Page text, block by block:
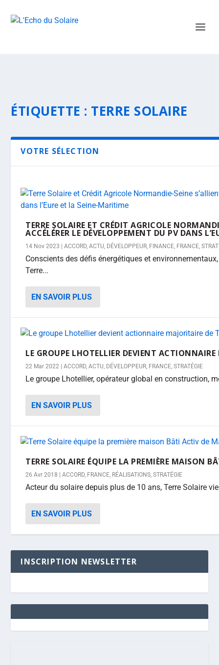
ÉTIQUETTE : TERRE SOLAIRE
VOTRE SÉLECTION
TERRE SOLAIRE ET CRÉDIT AGRICOLE
ACCÉLÉRER LE DÉVELOPPEMENT DU PV DANS
14 Nov 2023 |ACCORD,ACTU, DÉVELOPPEUR, FINANCE, FRANCE,
Conscients des défis énergétiques et
Terre...
EN SAVOIR PLUS
LE GROUPE LHOTELLIER DEVIENT ACTIONNAIRE
22 Mar 2022 |ACCORD,ACTU, DÉVELOPPEUR, FRANCE,STRATÉGIE
Le groupe Lhotellier, opérateur global en construction,
EN SAVOIR PLUS
TERRE SOLAIRE ÉQUIPE LA PREMIÈRE MAISON
26 Avr 2018 |ACCORD, FRANCE, RÉALISATIONS,STRATÉGIE
Acteur du solaire depuis plus de 10 ans, Terre Solaire
EN SAVOIR PLUS
INSCRIPTION NEWSLETTER